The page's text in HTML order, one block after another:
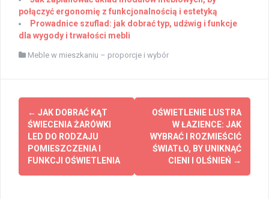
połączyć ergonomię z funkcjonalnością i estetyką
Prowadnice szuflad: jak dobrać typ, udźwig i funkcje
dla wygody i trwałości mebli
Meble w mieszkaniu – proporcje i wybór
Post
navigation
← JAK DOBRAĆ KĄT
ŚWIECENIA ŻARÓWKI
LED DO RODZAJU
POMIESZCZENIA I
FUNKCJI OŚWIETLENIA
OŚWIETLENIE LUSTRA
W ŁAZIENCE: JAK
WYBRAĆ I ROZMIEŚCIĆ
ŚWIATŁO, BY UNIKNĄĆ
CIENI I OLŚNIEŃ →